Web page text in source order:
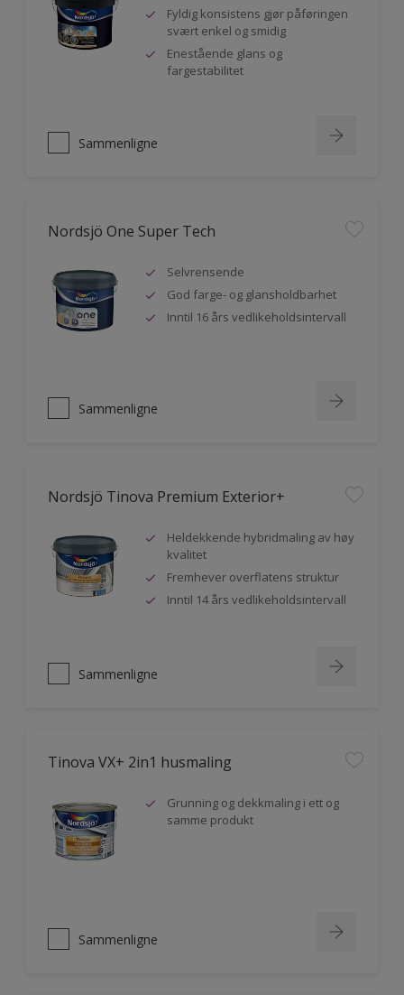
Fyldig konsistens gjør påføringen
svært enkel og smidig
Enestående glans og
fargestabilitet
Sammenligne
Nordsjö One Super Tech
Selvrensende
God farge- og glansholdbarhet
Inntil 16 års vedlikeholdsintervall
Sammenligne
Nordsjö Tinova Premium Exterior+
Heldekkende hybridmaling av høy
kvalitet
Fremhever overflatens struktur
Inntil 14 års vedlikeholdsintervall
Sammenligne
Tinova VX+ 2in1 husmaling
Grunning og dekkmaling i ett og
samme produkt
Sammenligne